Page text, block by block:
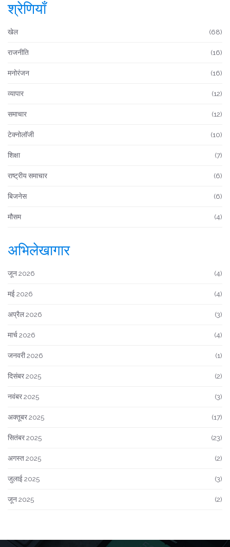
श्रेणियाँ
खेल (68)
राजनीति (16)
मनोरंजन (16)
व्यापार (12)
समाचार (12)
टेक्नोलॉजी (10)
शिक्षा (7)
राष्ट्रीय समाचार (6)
बिजनेस (6)
मौसम (4)
अभिलेखागार
जून 2026 (4)
मई 2026 (4)
अप्रैल 2026 (3)
मार्च 2026 (4)
जनवरी 2026 (1)
दिसंबर 2025 (2)
नवंबर 2025 (3)
अक्तूबर 2025 (17)
सितंबर 2025 (23)
अगस्त 2025 (2)
जुलाई 2025 (3)
जून 2025 (2)